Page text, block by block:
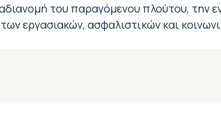
του παραγόμενου πλούτου,
εργασιακών, ασφαλιστικών και